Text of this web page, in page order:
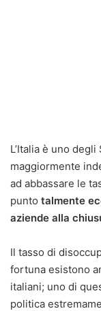
L’Italia è uno
maggiormente
ad abbassare le
punto talmente
aziende alla
Il tasso di
fortuna esistono
italiani; uno di
politica